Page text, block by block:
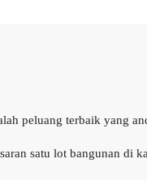
peluang terbaik yang
satu lot bangunan di